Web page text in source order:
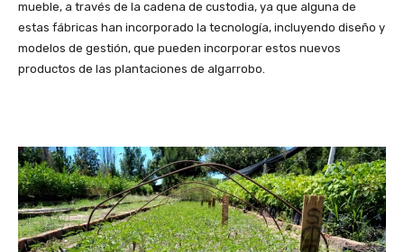
mueble, a través de la cadena de custodia, ya que alguna de
estas fábricas han incorporado la tecnología, incluyendo diseño y
modelos de gestión, que pueden incorporar estos nuevos
productos de las plantaciones de algarrobo.